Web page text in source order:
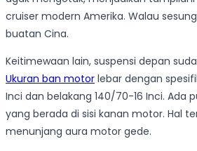
cruiser modern Amerika. Walau
buatan Cina.
Keitimewaan lain, suspensi depan
Ukuran ban motor lebar dengan
Inci dan belakang 140/70-16 Inci. Ada
yang berada di sisi kanan motor. Hal
menunjang aura motor gede.